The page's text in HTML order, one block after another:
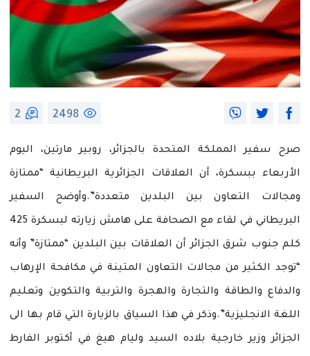
2498
2
صرح سفير المملكة المتحدة بالجزائر، روبير مارتين، اليوم
الأربعاء ببسكرة، أن العلاقات الجزائرية البريطانية “ممتازة
ومجالات التعاون بين البلدين متعددة”.وأوضح السفير
البريطاني في لقاء مع الصحافة على هامش زيارته لبسكرة 425
كلم جنوب شرق الجزائر أن العلاقات بين البلدين “ممتازة” وأنه
“توجد الكثير من مجالات التعاون المتينة في مكافحة الإرهاب
والدفاع والطاقة والتجارة والهجرة والتربية والتكوين وتعليم
اللغة الانجليزية”.وذكر في هذا السياق بالزيارة التي قام بها الى
الجزائر وزير خارجية بلاده السيد وليام هيغ في أكتوبر الفارط